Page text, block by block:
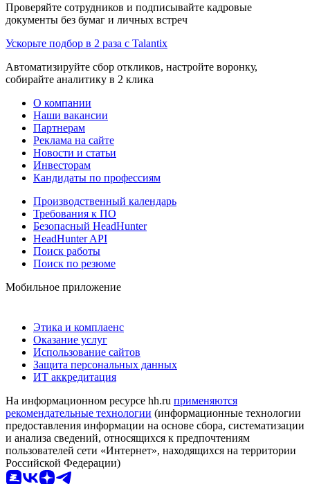
Проверяйте сотрудников и подписывайте кадровые
документы без бумаг и личных встреч
Ускорьте подбор в 2 раза с Talantix
Автоматизируйте сбор откликов, настройте воронку,
собирайте аналитику в 2 клика
О компании
Наши вакансии
Партнерам
Реклама на сайте
Новости и статьи
Инвесторам
Кандидаты по профессиям
Производственный календарь
Требования к ПО
Безопасный HeadHunter
HeadHunter API
Поиск работы
Поиск по резюме
Мобильное приложение
Этика и комплаенс
Оказание услуг
Использование сайтов
Защита персональных данных
ИТ аккредитация
На информационном ресурсе hh.ru применяются
рекомендательные технологии (информационные технологии
предоставления информации на основе сбора, систематизации
и анализа сведений, относящихся к предпочтениям
пользователей сети «Интернет», находящихся на территории
Российской Федерации)